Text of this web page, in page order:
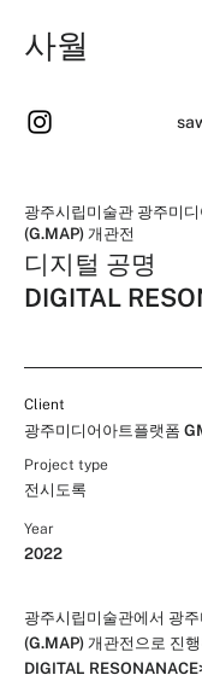
사월
광주시립미술관 광주미
(G.MAP) 개관전
디지털 공명
DIGITAL
Client
광주미디어아트플랫폼
Project type
전시도록
Year
2022
광주시립미술관에서 광
(G.MAP) 개관전으로 진
DIGITAL